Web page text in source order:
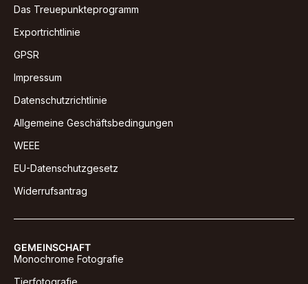
Das Treuepunkteprogramm
Exportrichtlinie
GPSR
Impressum
Datenschutzrichtlinie
Allgemeine Geschäftsbedingungen
WEEE
EU-Datenschutzgesetz
Widerrufsantrag
GEMEINSCHAFT
Monochrome Fotografie
Tierfotografie